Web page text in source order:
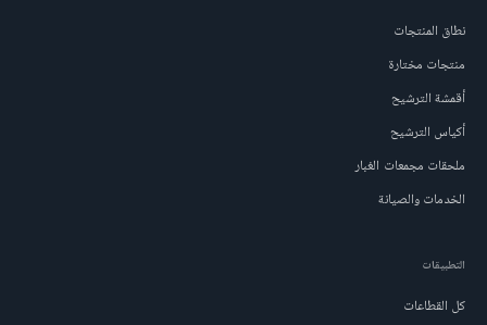
نطاق المنتجات
منتجات مختارة
أقمشة الترشيح
أكياس الترشيح
ملحقات مجمعات الغبار
الخدمات والصيانة
التطبيقات
كل القطاعات